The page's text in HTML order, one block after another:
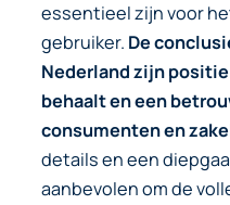
essentieel zijn voor
gebruiker. De
Nederland zijn
behaalt en een
consumenten en
details en een
aanbevolen om de